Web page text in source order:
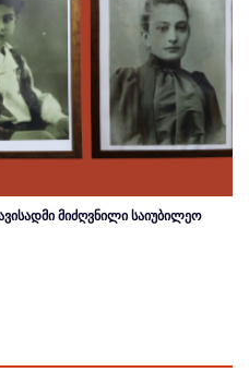
მიძღვნილი საიუბილეო